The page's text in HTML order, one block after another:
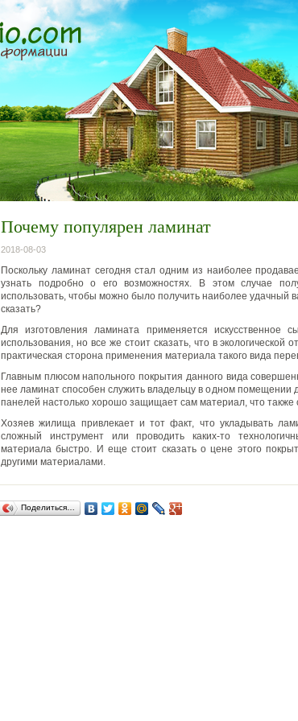
Почему популярен ламинат
2018-08-03
Поскольку ламинат сегодня стал одним из наиболее
узнать подробно о его возможностях. В этом случае
использовать, чтобы можно было получить наиболее удачный
сказать?
Для изготовления ламината применяется искусственное
использования, но все же стоит сказать, что в
практическая сторона применения материала такого вида
Главным плюсом напольного покрытия данного вида
нее ламинат способен служить владельцу в одном помещении
панелей настолько хорошо защищает сам материал, что также
Хозяев жилища привлекает и тот факт, что укладывать
сложный инструмент или проводить каких-то
материала быстро. И еще стоит сказать о цене этого
другими материалами.
Поделиться…